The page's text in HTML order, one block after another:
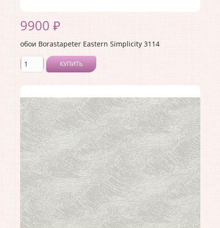
9900 ₽
обои Borastapeter Eastern Simplicity 3114
КУПИТЬ
Производитель:Borastapeter
Коллекция:
Eastern Simplicity
Длина рулона:10.05
Ширина рулона:0.53
Материал покрытия:Без покрытия
Страна:Швеция
Материал основы:Флизелин
Раппорт:<>